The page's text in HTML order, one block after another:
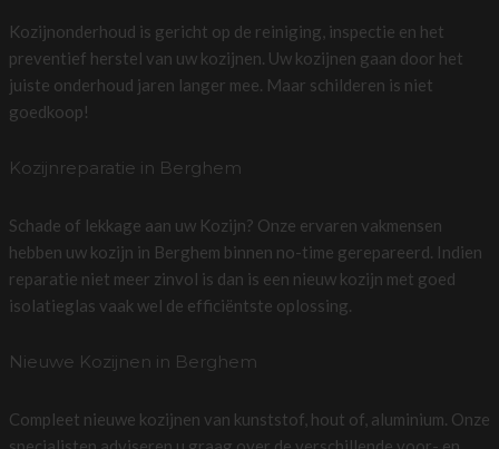
Kozijnonderhoud is gericht op de reiniging, inspectie en het
preventief herstel van uw kozijnen. Uw kozijnen gaan door het
juiste onderhoud jaren langer mee. Maar schilderen is niet
goedkoop!
Kozijnreparatie in Berghem
Schade of lekkage aan uw Kozijn? Onze ervaren vakmensen
hebben uw kozijn in Berghem binnen no-time gerepareerd. Indien
reparatie niet meer zinvol is dan is een nieuw kozijn met goed
isolatieglas vaak wel de efficiëntste oplossing.
Nieuwe Kozijnen in Berghem
Compleet nieuwe kozijnen van kunststof, hout of, aluminium. Onze